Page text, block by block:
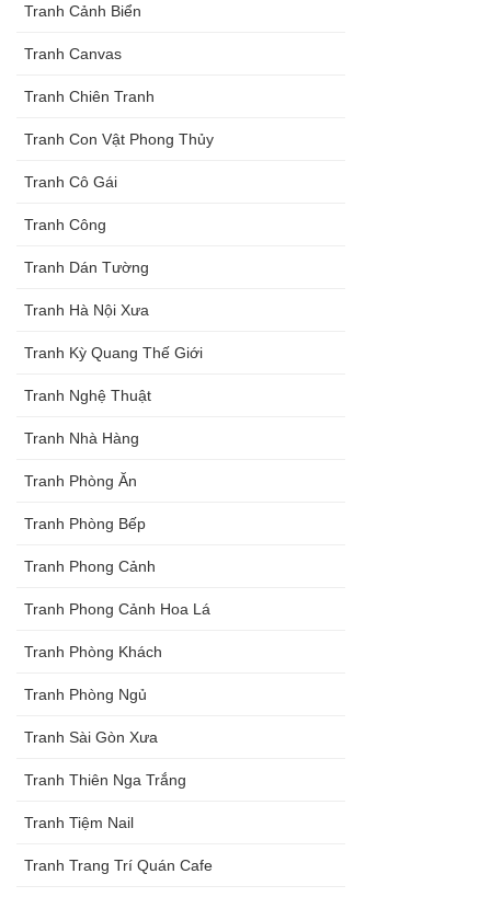
Tranh Cảnh Biển
Tranh Canvas
Tranh Chiên Tranh
Tranh Con Vật Phong Thủy
Tranh Cô Gái
Tranh Công
Tranh Dán Tường
Tranh Hà Nội Xưa
Tranh Kỳ Quang Thế Giới
Tranh Nghệ Thuật
Tranh Nhà Hàng
Tranh Phòng Ăn
Tranh Phòng Bếp
Tranh Phong Cảnh
Tranh Phong Cảnh Hoa Lá
Tranh Phòng Khách
Tranh Phòng Ngủ
Tranh Sài Gòn Xưa
Tranh Thiên Nga Trắng
Tranh Tiệm Nail
Tranh Trang Trí Quán Cafe